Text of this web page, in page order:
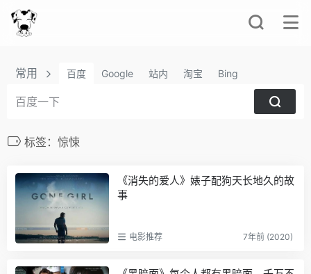
常用 百度 Google 站内 淘宝 Bing
标签：惊悚
《消失的爱人》婊子配狗天长地久的故
事
电影推荐 7年前 (2020)